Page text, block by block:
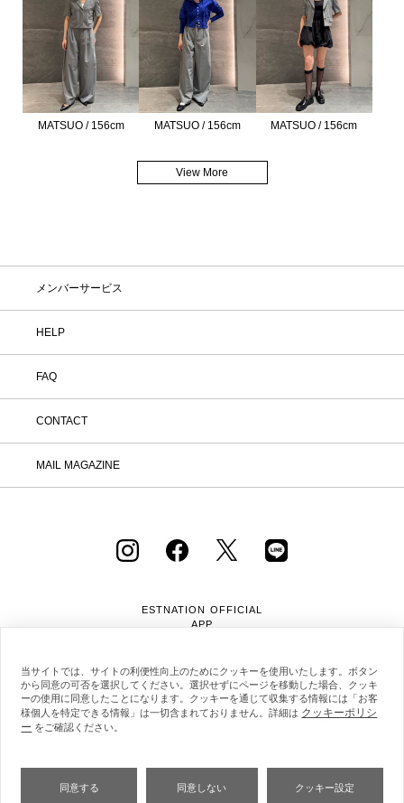
MATSUO / 156cm MATSUO / 156cm MATSUO / 156cm
View More
メンバーサービス
HELP
FAQ
CONTACT
MAIL MAGAZINE
ESTNATION OFFICIAL
APP
会社概要
当サイトでは、サイトの利便性向上のためにクッキーを使用いたします。ボタン
から同意の可否を選択してください。選択せずにページを移動した場合、クッキ
ーの使用に同意したことになります。クッキーを通じて収集する情報には「お客
様個人を特定できる情報」は一切含まれておりません。詳細は クッキーポリシ
ー をご確認ください。
同意する 同意しない クッキー設定